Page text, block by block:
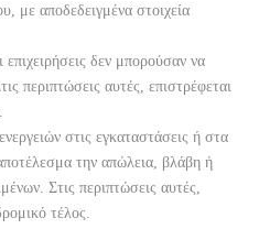
με αποδεδειγμένα στοιχεία
δεν μπορούσαν να
περιπτώσεις αυτές, επιστρέφεται
στις εγκαταστάσεις ή στα
την απώλεια, βλάβη ή
Στις περιπτώσεις αυτές,
τέλος.